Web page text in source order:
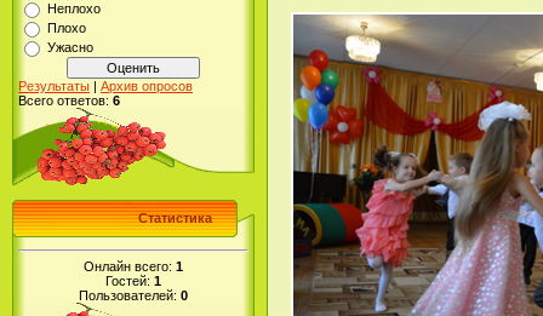
Неплохо
Плохо
Ужасно
Результаты | Архив опросов
Всего ответов: 6
Статистика
Онлайн всего: 1
Гостей: 1
Пользователей: 0